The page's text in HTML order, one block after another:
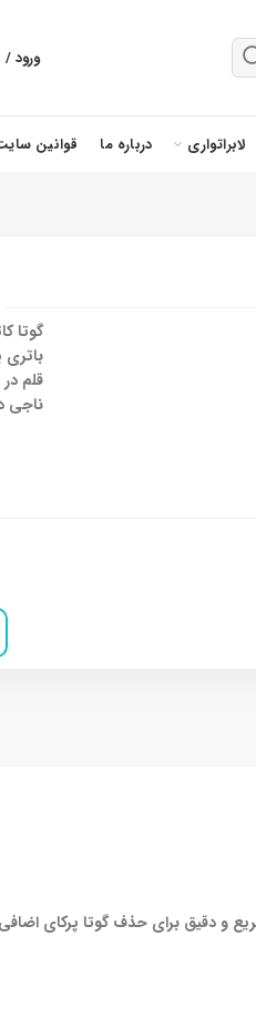
ورود
لابراتواری درباره ما قوانین
گوتا
باتری
قلم
ناجی
و دقیق برای حذف گوتا پرکای